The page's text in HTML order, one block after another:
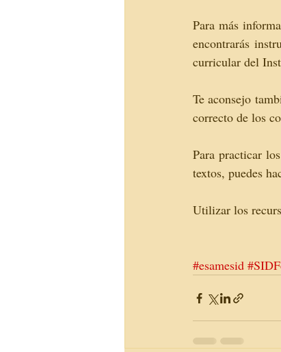
Para más
encontrarás
curricular del
Te aconsejo
correcto de los
Para practicar
textos, puedes
Utilizar los
#esamesid